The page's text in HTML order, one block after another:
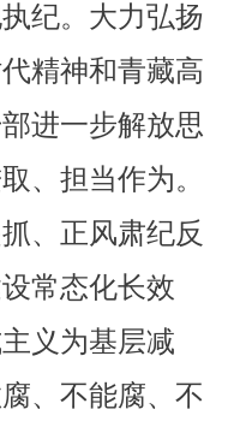
纪。大力弘扬
精神和青藏高
进一步解放思
、担当作为。
、正风肃纪反
常态化长效
义为基层减
、不能腐、不